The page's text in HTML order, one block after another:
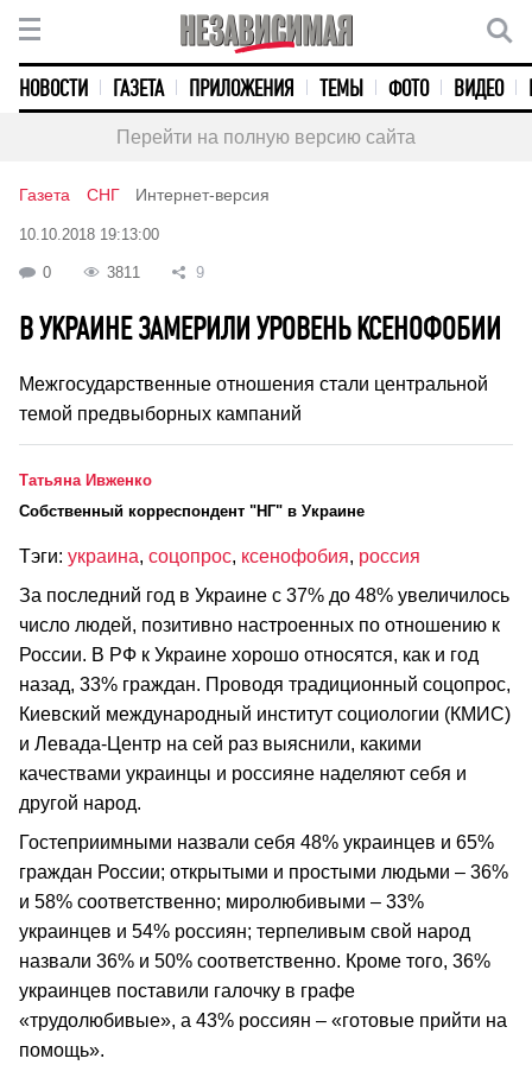
НОВОСТИ ГАЗЕТА ПРИЛОЖЕНИЯ ТЕМЫ ФОТО ВИДЕО
Перейти на полную версию сайта
Газета СНГ Интернет-версия
10.10.2018 19:13:00
0 3811 9
В УКРАИНЕ ЗАМЕРИЛИ УРОВЕНЬ КСЕНОФОБИИ
Межгосударственные отношения стали центральной
темой предвыборных кампаний
Татьяна Ивженко
Cобственный корреспондент "НГ" в Украине
Тэги: украина, соцопрос, ксенофобия, россия
За последний год в Украине с 37% до 48% увеличилось
число людей, позитивно настроенных по отношению к
России. В РФ к Украине хорошо относятся, как и год
назад, 33% граждан. Проводя традиционный соцопрос,
Киевский международный институт социологии (КМИС)
и Левада-Центр на сей раз выяснили, какими
качествами украинцы и россияне наделяют себя и
другой народ.
Гостеприимными назвали себя 48% украинцев и 65%
граждан России; открытыми и простыми людьми – 36%
и 58% соответственно; миролюбивыми – 33%
украинцев и 54% россиян; терпеливым свой народ
назвали 36% и 50% соответственно. Кроме того, 36%
украинцев поставили галочку в графе
«трудолюбивые», а 43% россиян – «готовые прийти на
помощь».